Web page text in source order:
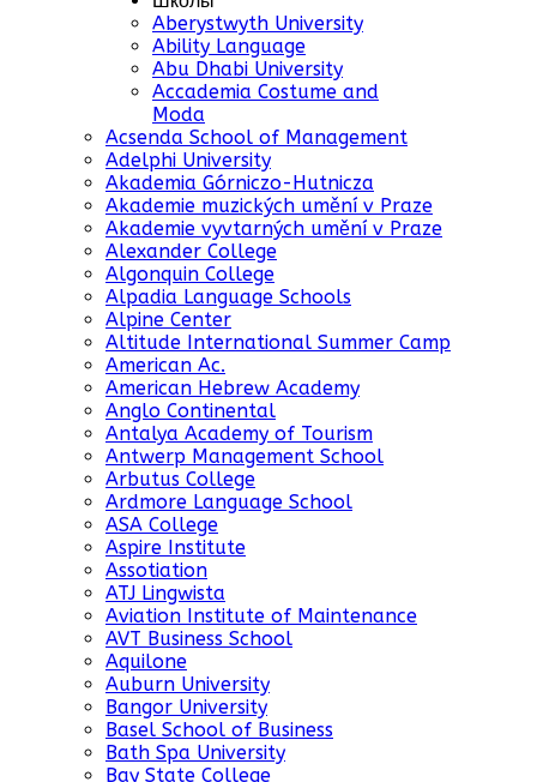
Aberystwyth University
Ability Language
Abu Dhabi University
Accademia Costume and
Moda
Acsenda School of Management
Adelphi University
Akademia Górniczo-Hutnicza
Akademie muzických umění v Praze
Akademie vyvtarných umění v Praze
Alexander College
Algonquin College
Alpadia Language Schools
Alpine Center
Altitude International Summer Camp
American Ac.
American Hebrew Academy
Anglo Continental
Antalya Academy of Tourism
Antwerp Management School
Arbutus College
Ardmore Language School
ASA College
Aspire Institute
Assotiation
ATJ Lingwista
Aviation Institute of Maintenance
AVT Business School
Aquilone
Auburn University
Bangor University
Basel School of Business
Bath Spa University
Bay State College